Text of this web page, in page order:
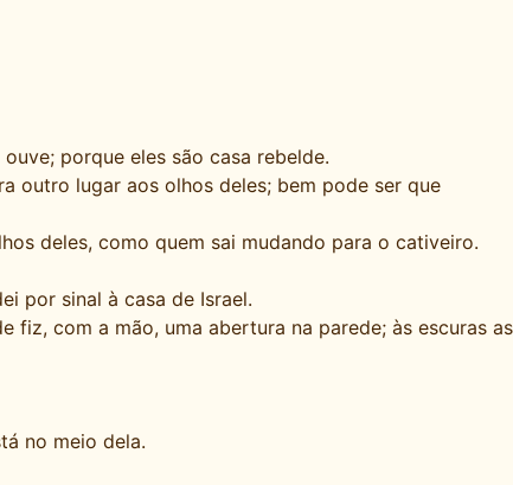
porque eles são casa rebelde.
outro lugar aos olhos deles; bem pode ser que
deles, como quem sai mudando para o cativeiro.
por sinal à casa de Israel.
com a mão, uma abertura na parede; às escuras as
no meio dela.